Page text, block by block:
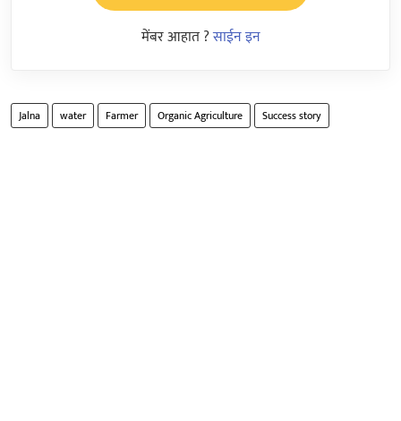
मेंबर आहात ?साईन इन
Jalna water Farmer Organic Agriculture Success story